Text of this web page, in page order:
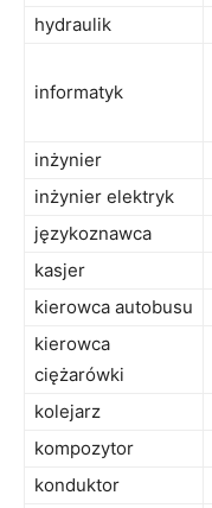
hydraulik
informatyk
inżynier
inżynier elektryk
językoznawca
kasjer
kierowca autobusu
kierowca
ciężarówki
kolejarz
kompozytor
konduktor